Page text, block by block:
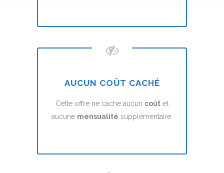
AUCUN COÛT CACHÉ
Cette offre ne cache aucun coût et
aucune mensualité supplémentaire.